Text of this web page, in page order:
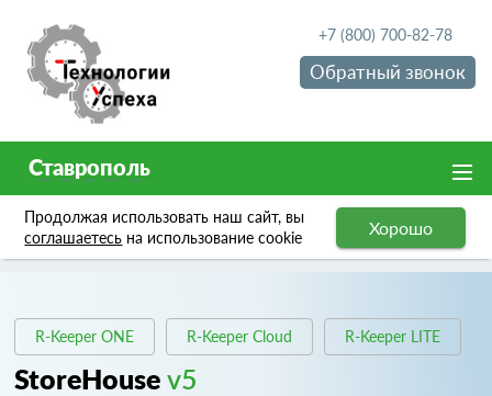
+7 (800) 700-82-78
Обратный звонок
Ставрополь
Программное обеспечение StoreHouse v5
Продолжая использовать наш сайт, вы
соглашаетесь на использование cookie Хорошо
R-Keeper ONE R-Keeper Cloud R-Keeper LITE
StoreHousev5